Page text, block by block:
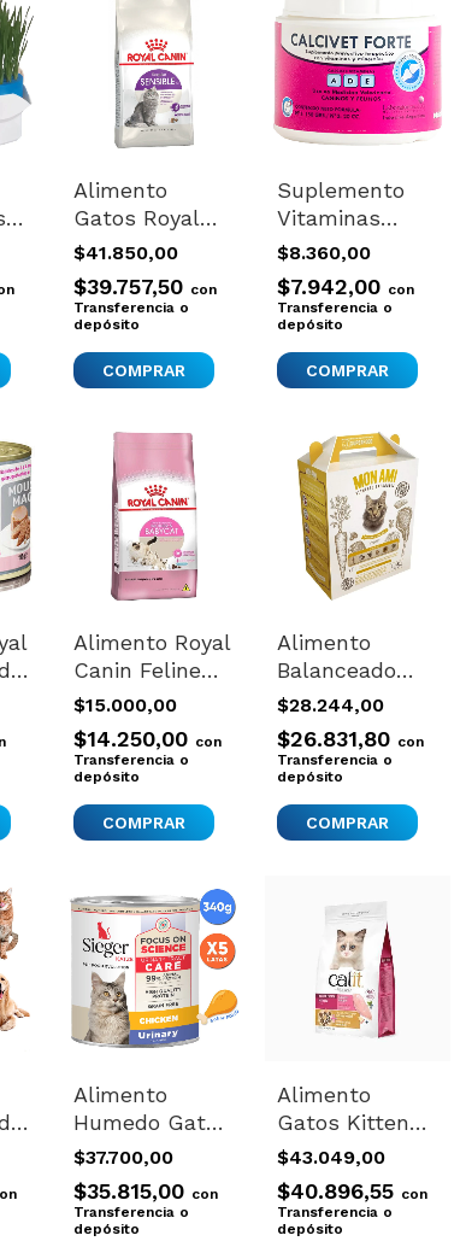
Alimento
Gatos Royal
Canin Sensible
33 Digestiva 1.5
Kg.
$41.850,00
$39.757,50 con
Transferencia o
depósito
Suplemento
Vitaminas
Calcivet Forte
Perro Gato
150g Polvo
Neutro
$8.360,00
$7.942,00 con
Transferencia o
depósito
Alimento Royal
Canin Feline
Health
Nutrition
Mother &
Babycat Para
Gato De
Temprana
De 400 g
$15.000,00
$14.250,00 con
Transferencia o
depósito
Alimento
Balanceado
Gatos
Saludable
Adultos Mon
Ami 1.4kg
$28.244,00
$26.831,80 con
Transferencia o
depósito
Alimento
Humedo Gato
Adulto Urinary
Sieger Lata
Pollo 340gx5
$37.700,00
$35.815,00 con
Transferencia o
depósito
Alimento
Gatos Kitten
Premium Catit
1.8kg Recipes
$43.049,00
$40.896,55 con
Transferencia o
depósito